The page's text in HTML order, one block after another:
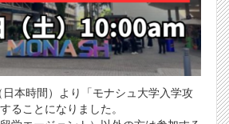
本時間）より「モナシュ大学入学攻
ることになりました。